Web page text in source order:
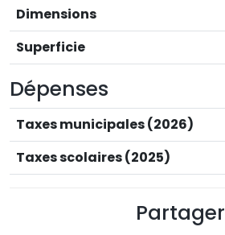
Dimensions
Superficie
Dépenses
Taxes municipales (2026)
Taxes scolaires (2025)
Partager